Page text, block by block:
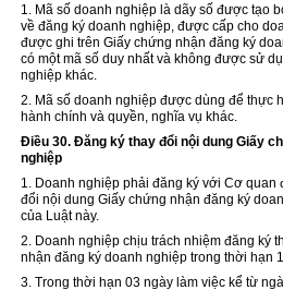
1. Mã số doanh nghiệp là dãy số được tạo
về đăng ký doanh nghiệp, được cấp cho
được ghi trên Giấy chứng nhận đăng ký
có một mã số duy nhất và không được sử
nghiệp khác.
2. Mã số doanh nghiệp được dùng để thực
hành chính và quyền, nghĩa vụ khác.
Điều 30. Đăng ký thay đổi nội dung Giấy
nghiệp
1. Doanh nghiệp phải đăng ký với Cơ quan
đổi nội dung Giấy chứng nhận đăng ký
của Luật này.
2. Doanh nghiệp chịu trách nhiệm đăng ký
nhậnđăng ký doanh nghiệp trong thời hạn
3. Trong thời hạn 03 ngày làm việc kể từ